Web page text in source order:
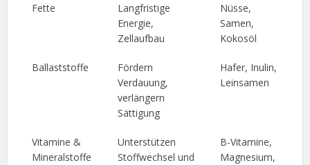
Fette
Langfristige
Energie,
Zellaufbau
Nüsse,
Samen,
Kokosöl
Ballaststoffe
Fördern
Verdauung,
verlängern
Sättigung
Hafer, Inulin,
Leinsamen
Vitamine &
Mineralstoffe
Unterstützen
Stoffwechsel und
B-Vitamine,
Magnesium,